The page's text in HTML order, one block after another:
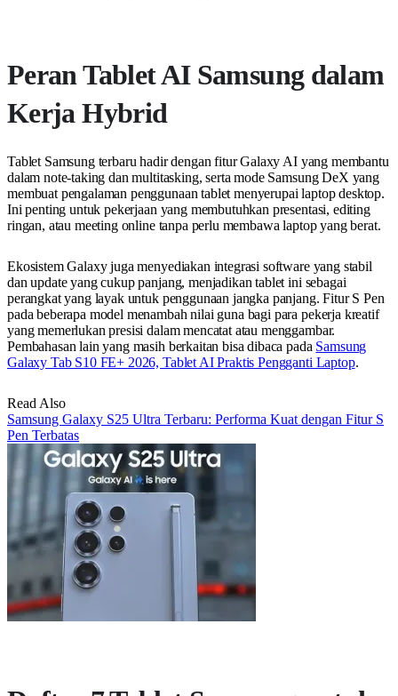
Peran Tablet AI Samsung dalam
Kerja Hybrid
Tablet Samsung terbaru hadir dengan fitur Galaxy AI yang membantu
dalam note-taking dan multitasking, serta mode Samsung DeX yang
membuat pengalaman penggunaan tablet menyerupai laptop desktop.
Ini penting untuk pekerjaan yang membutuhkan presentasi, editing
ringan, atau meeting online tanpa perlu membawa laptop yang berat.
Ekosistem Galaxy juga menyediakan integrasi software yang stabil
dan update yang cukup panjang, menjadikan tablet ini sebagai
perangkat yang layak untuk penggunaan jangka panjang. Fitur S Pen
pada beberapa model menambah nilai guna bagi para pekerja kreatif
yang memerlukan presisi dalam mencatat atau menggambar.
Pembahasan lain yang masih berkaitan bisa dibaca pada Samsung
Galaxy Tab S10 FE+ 2026, Tablet AI Praktis Pengganti Laptop.
Read Also
Samsung Galaxy S25 Ultra Terbaru: Performa Kuat dengan Fitur S
Pen Terbatas